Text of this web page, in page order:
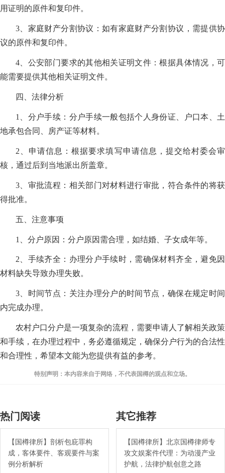
用证明的原件和复印件。
3、家庭财产分割协议：如有家庭财产分割协议，需提供协
议的原件和复印件。
4、公安部门要求的其他相关证明文件：根据具体情况，可
能需要提供其他相关证明文件。
四、法律分析
1、分户手续：分户手续一般包括个人身份证、户口本、土
地承包合同、房产证等材料。
2、申请信息：根据要求填写申请信息，提交给村委会审
核，通过后到当地派出所盖章。
3、审批流程：相关部门对材料进行审批，符合条件的将获
得批准。
五、注意事项
1、分户原因：分户原因需合理，如结婚、子女成年等。
2、手续齐全：办理分户手续时，需确保材料齐全，避免因
材料缺失导致办理失败。
3、时间节点：关注办理分户的时间节点，确保在规定时间
内完成办理。
农村户口分户是一项复杂的流程，需要申请人了解相关政策
和手续，在办理过程中，务必遵循规定，确保分户行为的合法性
和合理性，希望本文能为您提供有益的参考。
特别声明：本内容来自于网络，不代表国樽的观点和立场。
热门阅读
【国樽律所】剖析包庇罪构
成，客体要件、客观要件与案
例分析解析
其它推荐
【国樽律所】北京国樽律师专
攻文娱案件代理：为动漫产业
护航，法律护航创意之路